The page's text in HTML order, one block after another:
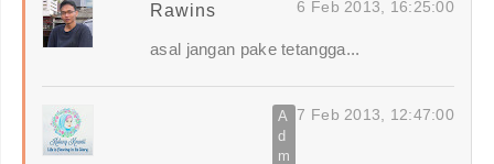
Rawins 6 Feb 2013, 16:25:00
asal jangan pake tetangga...
7 Feb 2013, 12:47:00